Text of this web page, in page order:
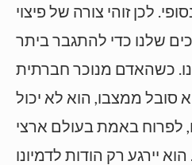
לכן זוהי צורה של פיצוי
שלנו כדי להתגבר ביתר
כשהאדם מנוכר חברתית
סובל ממצבו, הוא לא יכול
לפרוח באמת בעולם ארצי
יירגע רק הודות לדמיונו